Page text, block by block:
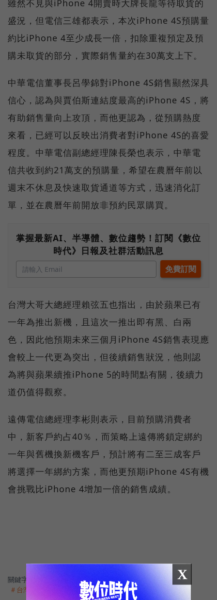
雖然不見與iPhone 4開賣時大牌長龍等待取貨的
盛況，但電信三雄都表示，本次iPhone 4S預購量
約比iPhone 4至少成長一倍，扣除重複預定及預
購未取貨的部分，實際銷售量約在30萬支上下。
中華電信董事長呂學錦對iPhone 4S銷售顯然深具
信心，認為與賈伯斯連結度最高的iPhone 4S，將
有助銷售量向上攻頂，而他更認為，從預購熱度
來看，已經可以反映出消費者對iPhone 4S的喜愛
程度。中華電信副總經理陳長榮也表示，中華電
信共收到約21萬支的預購量，希望在農曆年前以
週末不休息及快速取貨通道等方式，迅速消化訂
單，並在農曆年前開放非預約民眾購買。
掌握最新AI、半導體、數位趨勢！訂閱《數位
時代》日報及社群活動訊息
台灣大哥大總經理賴弦五也指出，由於蘋果已有
一年為推出新機，且這次一推出即有黑、白兩
色，因此他預期未來三個月iPhone 4S銷售表現應
會較上一代更為突出，但後續銷售狀況，他則認
為將與蘋果續推iPhone 5的時間點有關，後續力
道仍值得觀察。
遠傳電信總經理李彬則表示，目前預購消費者
中，新客戶約占40％，而策略上遠傳將鎖定綁約
一年與舊機換新機客戶，預計將有二至三成客戶
將選擇一年綁約方案，而他更預期iPhone 4S有機
會挑戰比iPhone 4增加一倍的銷售成績。
關鍵字： ＃電信通訊 ＃iPhone
＃台灣大哥大
X